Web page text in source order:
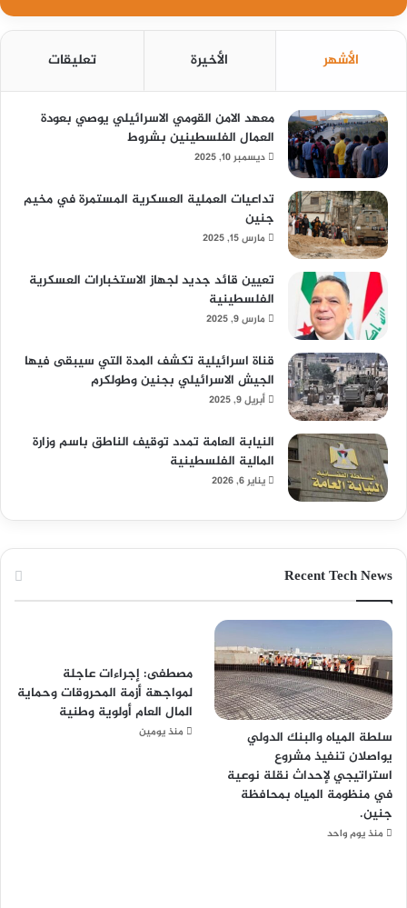
الأشهر الأخيرة تعليقات
معهد الامن القومي الاسرائيلي يوصي بعودة
العمال الفلسطينين بشروط
ديسمبر 10, 2025
تداعيات العملية العسكرية المستمرة في مخيم
جنين
مارس 15, 2025
تعيين قائد جديد لجهاز الاستخبارات العسكرية
الفلسطينية
مارس 9, 2025
قناة اسرائيلية تكشف المدة التي سيبقى فيها
الجيش الاسرائيلي بجنين وطولكرم
أبريل 9, 2025
النيابة العامة تمدد توقيف الناطق باسم وزارة
المالية الفلسطينية
يناير 6, 2026
Recent Tech News
سلطة المياه والبنك الدولي
يواصلان تنفيذ مشروع
استراتيجي لإحداث نقلة نوعية
في منظومة المياه بمحافظة
جنين.
منذ يوم واحد
مصطفى: إجراءات عاجلة
لمواجهة أزمة المحروقات وحماية
المال العام أولوية وطنية
منذ يومين